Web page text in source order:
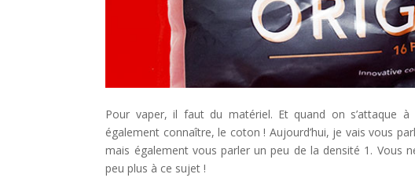
Pour vaper, il faut du matériel. Et quand on s’attaque
également connaître, le coton ! Aujourd’hui, je vais vous
mais également vous parler un peu de la densité 1. Vous
peu plus à ce sujet !